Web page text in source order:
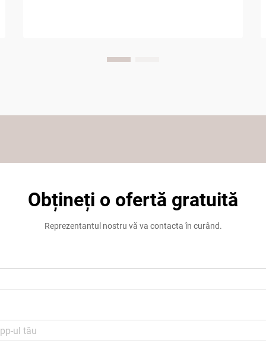
Obțineți o ofertă gratuită
Reprezentantul nostru vă va contacta în curând.